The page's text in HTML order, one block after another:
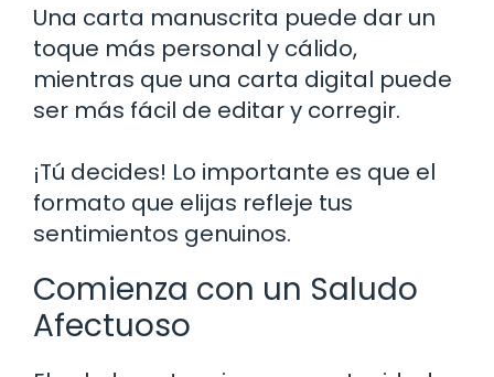
Una carta manuscrita puede dar un
toque más personal y cálido,
mientras que una carta digital puede
ser más fácil de editar y corregir.
¡Tú decides! Lo importante es que el
formato que elijas refleje tus
sentimientos genuinos.
Comienza con un Saludo
Afectuoso